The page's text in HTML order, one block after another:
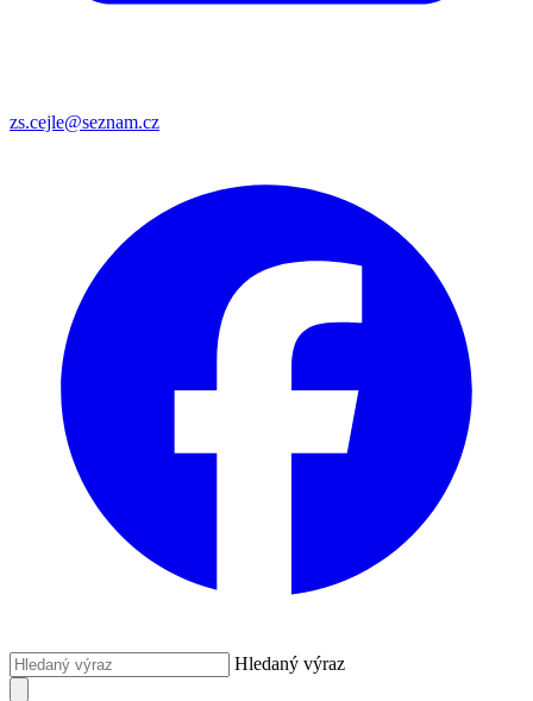
zs.cejle@seznam.cz
Hledaný výraz